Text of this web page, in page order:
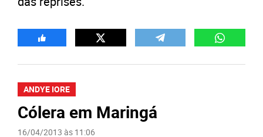
ANDYE IORE
Cólera em Maringá
16/04/2013 às 11:06